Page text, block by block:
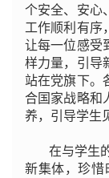
个安全、安心
工作顺利有序
让每一位感受
样力量，引导
站在党旗下。
合国家战略和
养，引导学生
在与学生
新集体，珍惜